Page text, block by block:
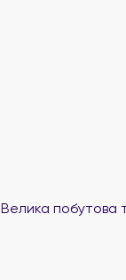
Велика побутова